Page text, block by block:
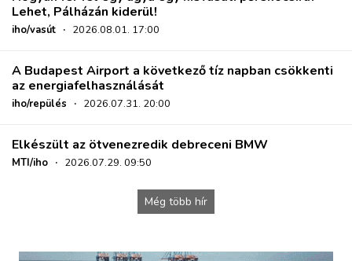
Lehet, Pálházán kiderül!
iho/vasút · 2026.08.01. 17:00
A Budapest Airport a következő tíz napban csökkenti
az energiafelhasználását
iho/repülés · 2026.07.31. 20:00
Elkészült az ötvenezredik debreceni BMW
MTI/iho · 2026.07.29. 09:50
Még több hír